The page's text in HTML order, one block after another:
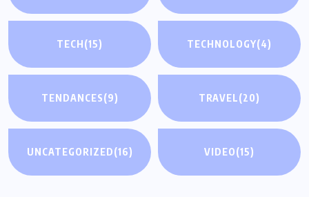
TECH(15) TECHNOLOGY(4)
TENDANCES(9) TRAVEL(20)
UNCATEGORIZED(16) VIDEO(15)